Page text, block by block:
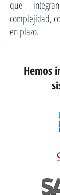
que
complejidad,
en plazo.
Hemos